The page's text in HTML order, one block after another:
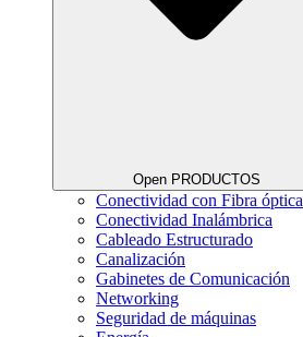
Open PRODUCTOS
Conectividad con Fibra óptica
Conectividad Inalámbrica
Cableado Estructurado
Canalización
Gabinetes de Comunicación
Networking
Seguridad de máquinas